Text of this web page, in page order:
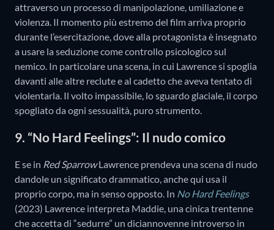
attraverso un processo di manipolazione, umiliazione e
violenza. Il momento più estremo del film arriva proprio
durante l’esercitazione, dove alla protagonista è insegnato
a usare la seduzione come controllo psicologico sul
nemico. In particolare una scena, in cui Lawrence si spoglia
davanti alle altre reclute e al cadetto che aveva tentato di
violentarla. Il volto impassibile, lo sguardo glaciale, il corpo
spogliato da ogni sessualità, puro strumento.
9. “No Hard Feelings”: Il nudo comico
E se in Red SparrowLawrence prendeva una scena di nudo
dandole un significato drammatico, anche qui usa il
proprio corpo, ma in senso opposto. In No Hard Feelings
(2023) Lawrence interpreta Maddie, una cinica trentenne
che accetta di “sedurre” un diciannovenne introverso in